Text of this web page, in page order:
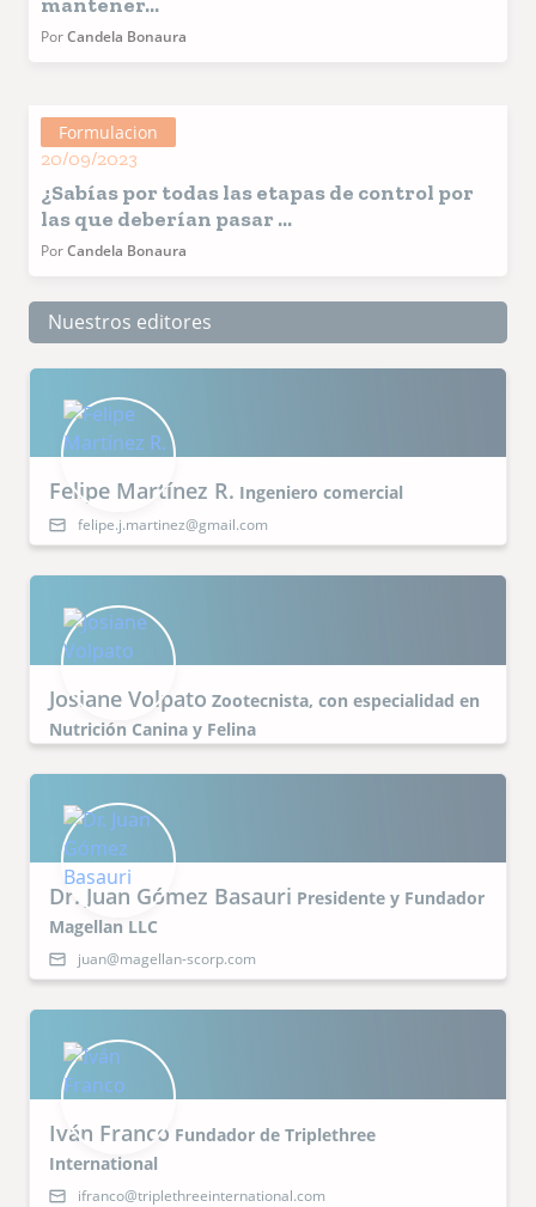
PorCandela Bonaura
Formulacion
20/09/2023
¿Sabías por todas las etapas de control por
las que deberían pasar ...
PorCandela Bonaura
Nuestros editores
Felipe Martínez R. Ingeniero comercial
felipe.j.martinez@gmail.com
Josiane Volpato Zootecnista, con especialidad en
Nutrición Canina y Felina
Dr. Juan Gómez Basauri Presidente y Fundador
Magellan LLC
juan@magellan-scorp.com
Iván Franco Fundador de Triplethree
International
ifranco@triplethreeinternational.com